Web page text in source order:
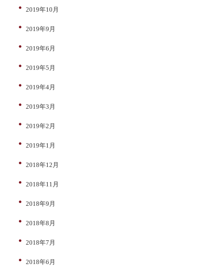
2019年10月
2019年9月
2019年6月
2019年5月
2019年4月
2019年3月
2019年2月
2019年1月
2018年12月
2018年11月
2018年9月
2018年8月
2018年7月
2018年6月